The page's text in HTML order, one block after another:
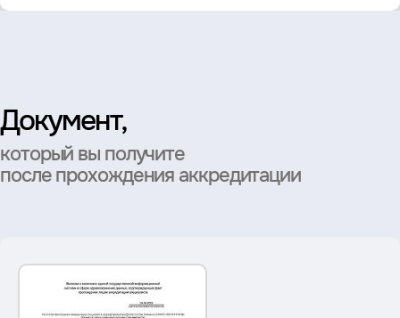
Документ,
который вы получите
после прохождения аккредитации